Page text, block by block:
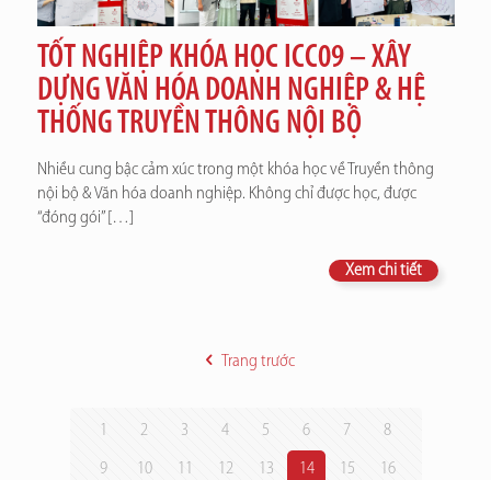
TỐT NGHIỆP KHÓA HỌC ICC09 – XÂY
DỰNG VĂN HÓA DOANH NGHIỆP & HỆ
THỐNG TRUYỀN THÔNG NỘI BỘ
Nhiều cung bậc cảm xúc trong một khóa học về Truyền thông
nội bộ & Văn hóa doanh nghiệp. Không chỉ được học, được
“đóng gói”[…]
Xem chi tiết
Trang trước
1 2 3 4 5 6 7 8
9 10 11 12 13 14 15 16